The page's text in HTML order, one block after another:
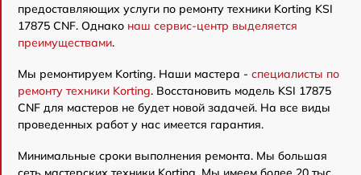
предоставляющих услуги по ремонту техники Korting KSI
17875 CNF. Однако наш сервис-центр выделяется
преимуществами.
Мы ремонтируем Korting. Наши мастера - специалисты по
ремонту техники Korting. Восстановить модель KSI 17875
CNF для мастеров не будет новой задачей. На все виды
проведенных работ у нас имеется гарантия.
Минимальные сроки выполнения ремонта. Мы большая